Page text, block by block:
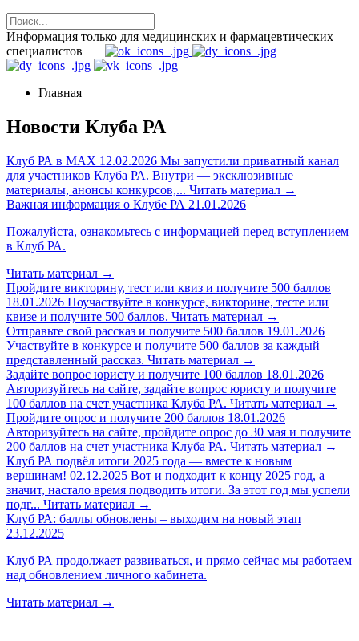
Информация только для медицинских и фармацевтических
специалистов
Главная
Новости Клуба РА
Клуб РА в MAX 12.02.2026 Мы запустили приватный канал
для участников Клуба РА. Внутри — эксклюзивные
материалы, анонсы конкурсов,... Читать материал →
Важная информация о Клубе РА 21.01.2026
Пожалуйста, ознакомьтесь с информацией перед вступлением
в Клуб РА.
Читать материал →
Пройдите викторину, тест или квиз и получите 500 баллов
18.01.2026 Поучаствуйте в конкурсе, викторине, тесте или
квизе и получите 500 баллов. Читать материал →
Отправьте свой рассказ и получите 500 баллов 19.01.2026
Участвуйте в конкурсе и получите 500 баллов за каждый
представленный рассказ. Читать материал →
Задайте вопрос юристу и получите 100 баллов 18.01.2026
Авторизуйтесь на сайте, задайте вопрос юристу и получите
100 баллов на счет участника Клуба РА. Читать материал →
Пройдите опрос и получите 200 баллов 18.01.2026
Авторизуйтесь на сайте, пройдите опрос до 30 мая и получите
200 баллов на счет участника Клуба РА. Читать материал →
Клуб РА подвёл итоги 2025 года — вместе к новым
вершинам! 02.12.2025 Вот и подходит к концу 2025 год, а
значит, настало время подводить итоги. За этот год мы успели
подг... Читать материал →
Клуб РА: баллы обновлены – выходим на новый этап
23.12.2025
Клуб РА продолжает развиваться, и прямо сейчас мы работаем
над обновлением личного кабинета.
Читать материал →